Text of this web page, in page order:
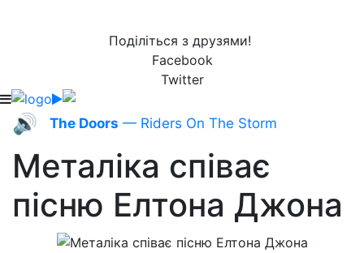
Поділіться з друзями!
Facebook
Twitter
🔊 The Doors — Riders On The Storm
Металіка співає
пісню Елтона Джона